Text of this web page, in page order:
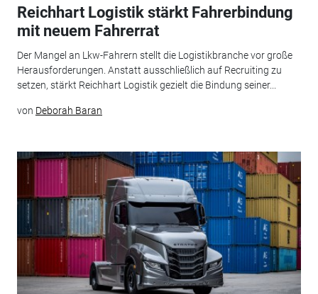
Reichhart Logistik stärkt Fahrerbindung
mit neuem Fahrerrat
Der Mangel an Lkw-Fahrern stellt die Logistikbranche vor große
Herausforderungen. Anstatt ausschließlich auf Recruiting zu
setzen, stärkt Reichhart Logistik gezielt die Bindung seiner...
von Deborah Baran